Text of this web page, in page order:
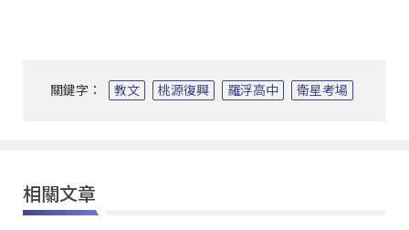
關鍵字： 教文 桃源復興 羅浮高中 衛星考場
相關文章